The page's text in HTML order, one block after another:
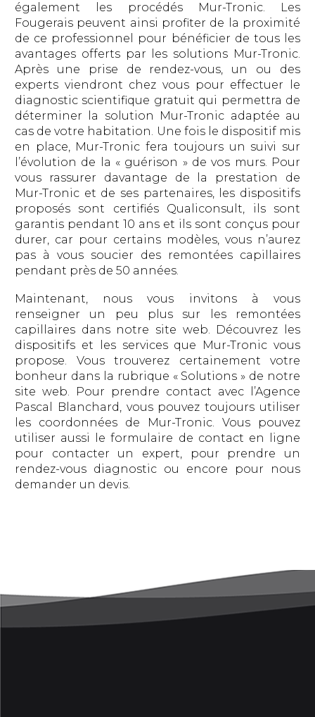
également les procédés Mur-Tronic. Les
Fougerais peuvent ainsi profiter de la proximité
de ce professionnel pour bénéficier de tous les
avantages offerts par les solutions Mur-Tronic.
Après une prise de rendez-vous, un ou des
experts viendront chez vous pour effectuer le
diagnostic scientifique gratuit qui permettra de
déterminer la solution Mur-Tronic adaptée au
cas de votre habitation. Une fois le dispositif mis
en place, Mur-Tronic fera toujours un suivi sur
l’évolution de la « guérison » de vos murs. Pour
vous rassurer davantage de la prestation de
Mur-Tronic et de ses partenaires, les dispositifs
proposés sont certifiés Qualiconsult, ils sont
garantis pendant 10 ans et ils sont conçus pour
durer, car pour certains modèles, vous n’aurez
pas à vous soucier des remontées capillaires
pendant près de 50 années.
Maintenant, nous vous invitons à vous
renseigner un peu plus sur les remontées
capillaires dans notre site web. Découvrez les
dispositifs et les services que Mur-Tronic vous
propose. Vous trouverez certainement votre
bonheur dans la rubrique « Solutions » de notre
site web. Pour prendre contact avec l’Agence
Pascal Blanchard, vous pouvez toujours utiliser
les coordonnées de Mur-Tronic. Vous pouvez
utiliser aussi le formulaire de contact en ligne
pour contacter un expert, pour prendre un
rendez-vous diagnostic ou encore pour nous
demander un devis.